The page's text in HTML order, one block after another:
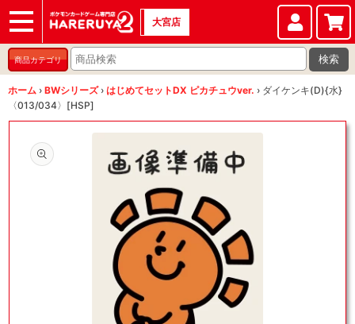
ショップ
店頭買取
店舗
イベント
大宮店
商品カテゴリ 検索
ホーム › BWシリーズ › はじめてセットDX ピカチュウver. › ダイケンキ(D){水}
〈013/034〉[HSP]